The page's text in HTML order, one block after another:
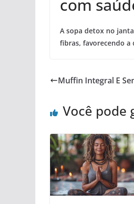
com
A sopa detox no
fibras, favorecendo
Muffin Integral E
Você pode